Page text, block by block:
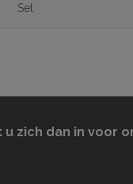
Set
zich dan in voor